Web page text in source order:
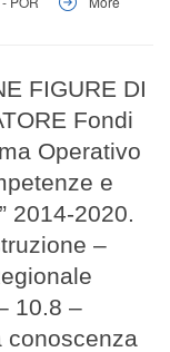
FIGURE DI
Fondi
Operativo
e
2014-2020.
–
10.8 –
conoscenza